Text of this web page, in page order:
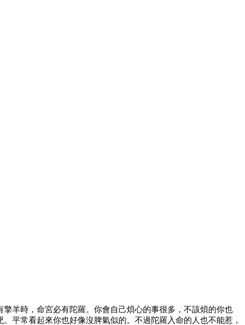
羊時，命宮必有陀羅。你會自己煩心的事很多，不該煩的你也
平常看起來你也好像沒脾氣似的。不過陀羅入命的人也不能惹，